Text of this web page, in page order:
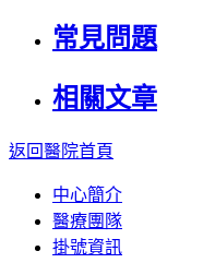
常見問題
相關文章
返回醫院首頁
中心簡介
醫療團隊
掛號資訊